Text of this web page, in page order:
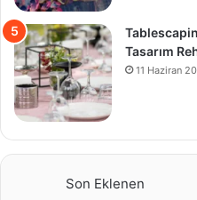
Tasarım
11 Haziran
Son Eklenen